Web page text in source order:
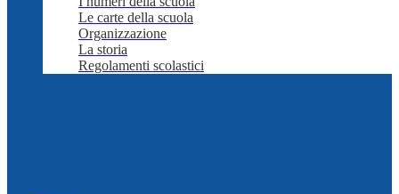
Le carte della scuola
Organizzazione
La storia
Regolamenti scolastici